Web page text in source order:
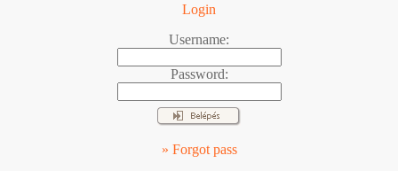
Login
Username:
Password:
» Forgot pass